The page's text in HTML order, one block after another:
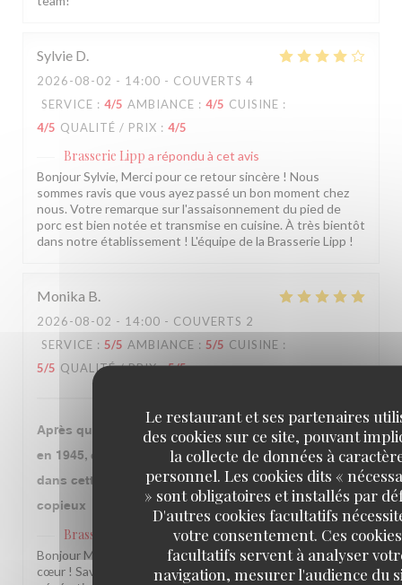
Le restaurant et ses partenaires
des cookies sur ce site, pouvant
la collecte de données à
personnel. Les cookies dits «
» sont obligatoires et installés par
D'autres cookies facultatifs
votre consentement. Ces cookies
facultatifs servent à analyser
navigation, mesurer l'audience du
Sylvie D
2026-08-02 - 14:00 - COUVERTS 4
SERVICE : 4/5 AMBIANCE : 4/5 CUISINE :
4/5 QUALITÉ / PRIX : 4/5
Brasserie Lipp a répondu à cet avis
Bonjour Sylvie, Merci pour ce retour sincère ! Nous
sommes ravis que vous ayez passé un bon moment chez
nous. Votre remarque sur l'assaisonnement du pied de
porc est bien notée et transmise en cuisine. À très bientôt
dans notre établissement ! L'équipe de la Brasserie Lipp !
Monika B
2026-08-02 - 14:00 - COUVERTS 2
SERVICE : 5/5 AMBIANCE : 5/5 CUISINE :
5/5 QUALITÉ / PRIX: 5/5
Après que notre grand mère qui y a fêté la libération
en 1945, ce fut l’occasion avec mon époux de venir
dans cette institution. Le repas fut très bon et
copieux
Brasserie Lipp
a répondu à cet avis
Bonjour Monika, Quel beau message, merci du fond du
cœur ! Savoir que notre établissement traverse les